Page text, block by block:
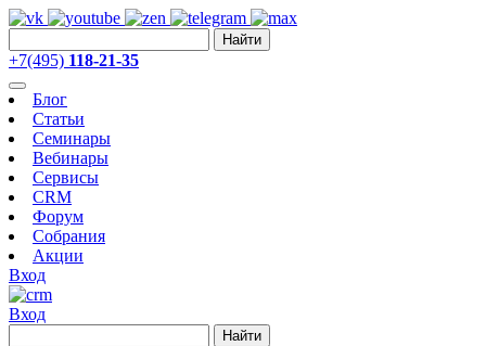
Найти
+7(495) 118-21-35
Блог
Статьи
Семинары
Вебинары
Сервисы
CRM
Форум
Собрания
Акции
Вход
Вход
Найти